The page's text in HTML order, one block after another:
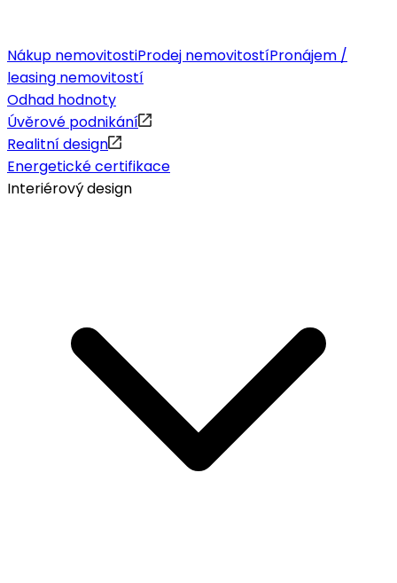
Nákup nemovitostiProdej nemovitostíPronájem /
leasing nemovitostí
Odhad hodnoty
Úvěrové podnikání
Realitní design
Energetické certifikace
Interiérový design